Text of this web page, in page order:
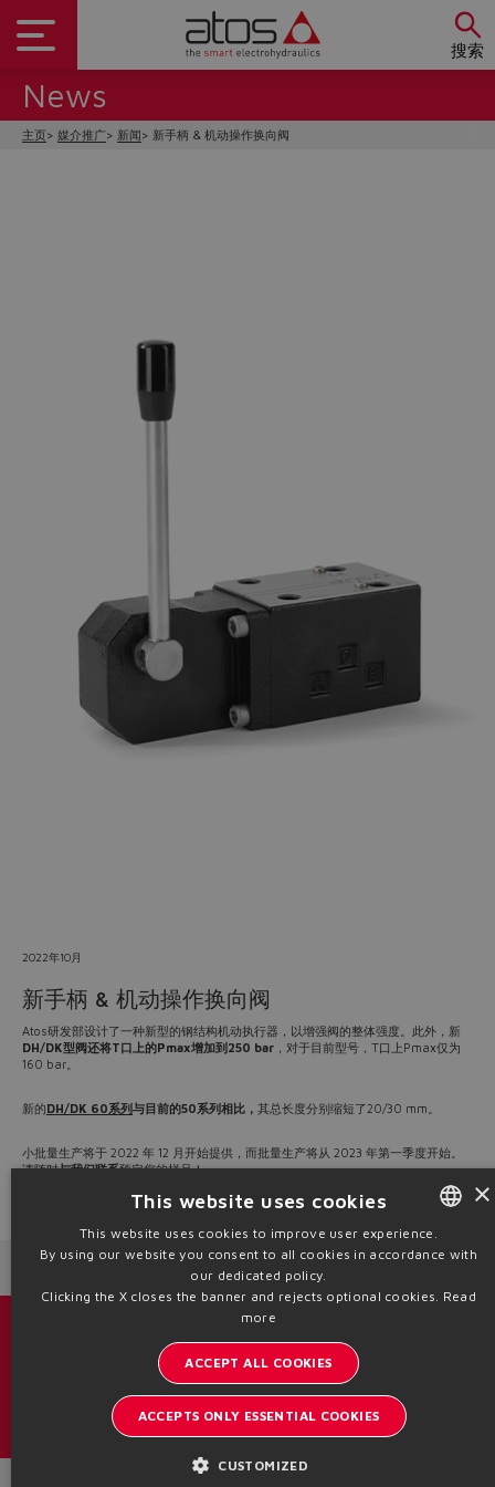
搜索
Do you want to leave the
configurator?
The running selection will be
News
主页 媒介推广 新闻 新手柄 & 机动操作换向阀
2022年10月
新手柄 & 机动操作换向阀
Atos研发部设计了一种新型的钢结构机动执行器，以增强阀的整体强度。此外，新
DH/DK型阀还将T口上的Pmax增加到250 bar ，对于目前型号，T口上Pmax仅为
160 bar。
新的DH/DK 60系列与目前的50系列相比， 其总长度分别缩短了20/30 mm。
小批量生产将于 2022 年 12 月开始提供，而批量生产将从 2023 年第一季度开始。
请随时与我们联系预定您的样品！
Source: NW22-33
了解阿托斯的最新动态
内部通讯订阅
ENGLISH
ITALIAN
×
This website uses cookies
This website uses cookies to improve user experience.
By using our website you consent to all cookies in accordance with
our dedicated policy.
Clicking the X closes the banner and rejects optional cookies. Read
more
ACCEPT ALL COOKIES
ACCEPTS ONLY ESSENTIAL COOKIES
CUSTOMIZED